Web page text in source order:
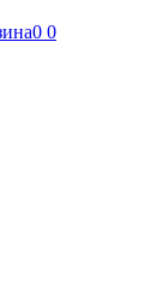
0 0